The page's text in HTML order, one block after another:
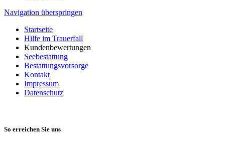
Navigation überspringen
Startseite
Hilfe im Trauerfall
Kundenbewertungen
Seebestattung
Bestattungsvorsorge
Kontakt
Impressum
Datenschutz
So erreichen Sie uns